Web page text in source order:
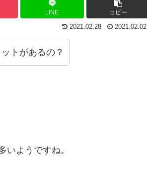
LINE コピー
2021.02.28 2021.02.02
トがあるの？
いようですね。